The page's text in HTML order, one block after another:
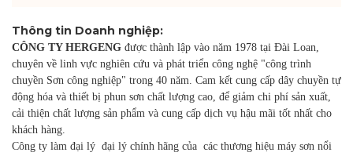
Thông tin Doanh nghiệp:
CÔNG TY HERGENG được thành lập vào năm 1978 tại Đài Loan,
chuyên về linh vực nghiên cứu và phát triển công nghệ "công trình
chuyền Sơn công nghiệp" trong 40 năm. Cam kết cung cấp dây chuyền tự
động hóa và thiết bị phun sơn chất lượng cao, để giảm chi phí sản xuất,
cải thiện chất lượng sản phẩm và cung cấp dịch vụ hậu mãi tốt nhất cho
khách hàng.
Công ty làm đại lý đại lý chính hãng của các thương hiệu máy sơn nổi